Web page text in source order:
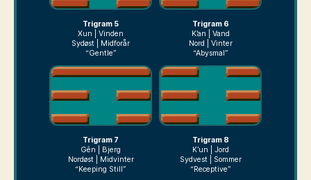
Trigram 5
Xun | Vinden
Sydøst | Midforår
“Gentle”
Trigram 6
K’an | Vand
Nord | Vinter
“Abysmal”
Trigram 7
Gên | Bjerg
Nordøst | Midvinter
“Keeping Still”
Trigram 8
K’un | Jord
Sydvest | Sommer
“Receptive”